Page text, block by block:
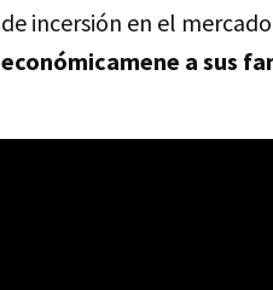
de incersión en el
económicamene a sus